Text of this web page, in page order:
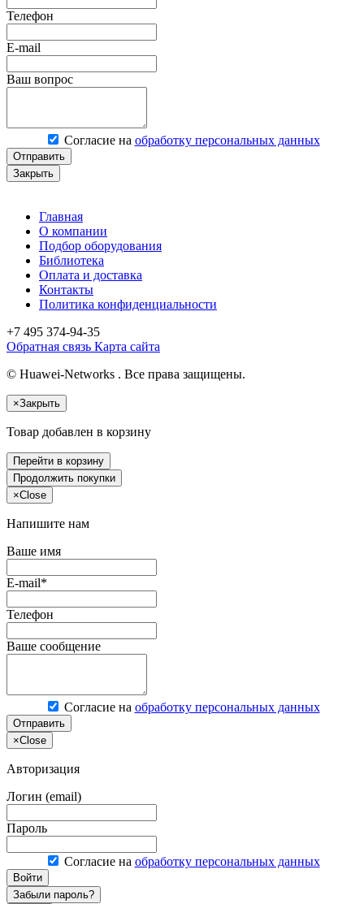
Телефон
E-mail
Ваш вопрос
Согласие на обработку персональных данных
Отправить
Закрыть
Главная
О компании
Подбор оборудования
Библиотека
Оплата и доставка
Контакты
Политика конфиденциальности
+7 495 374-94-35
Обратная связь Карта сайта
© Huawei-Networks . Все права защищены.
×Закрыть
Товар добавлен в корзину
Перейти в корзину
Продолжить покупки
×Close
Напишите нам
Ваше имя
E-mail*
Телефон
Ваше сообщение
Согласие на обработку персональных данных
Отправить
×Close
Авторизация
Логин (email)
Пароль
Согласие на обработку персональных данных
Войти
Забыли пароль?